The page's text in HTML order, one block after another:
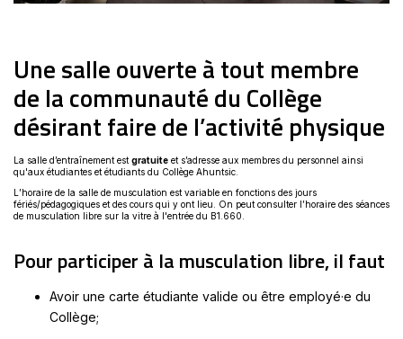
Une salle ouverte à tout membre
de la communauté du Collège
désirant faire de l’activité physique
La salle d’entraînement estgratuite et s’adresse aux membres du personnel ainsi
qu'aux étudiantes et étudiants du Collège Ahuntsic.
L’horaire de la salle de musculation est variable en fonctions des jours
fériés/pédagogiques et des cours qui y ont lieu. On peut consulter l’horaire des séances
de musculation libre sur la vitre à l'entrée du B1.660.
Pour participer à la musculation libre, il faut
Avoir une carte étudiante valide ou être employé·e du
Collège;